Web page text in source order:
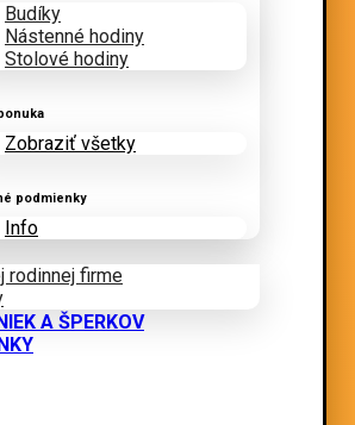
Budíky
Nástenné hodiny
Stolové hodiny
Zobraziť všetky
podmienky
Info
rodinnej firme
A ŠPERKOV